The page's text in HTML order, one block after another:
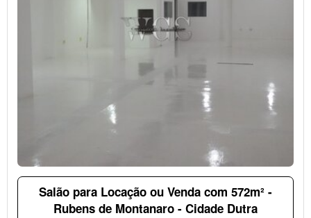
Salão para Locação ou Venda com 572m² -
Rubens de Montanaro - Cidade Dutra